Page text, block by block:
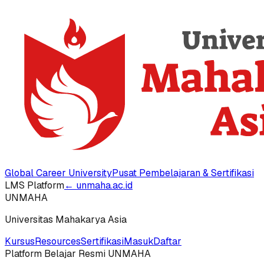
Global Career UniversityPusat Pembelajaran & Sertifikasi
LMS Platform← unmaha.ac.id
UNMAHA
Universitas Mahakarya Asia
KursusResourcesSertifikasiMasukDaftar
Platform Belajar Resmi UNMAHA